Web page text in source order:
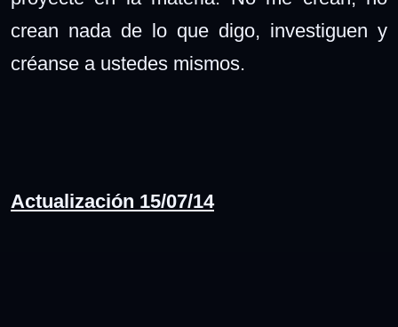
crean nada de lo que digo, investiguen y
créanse a ustedes mismos.
Actualización 15/07/14